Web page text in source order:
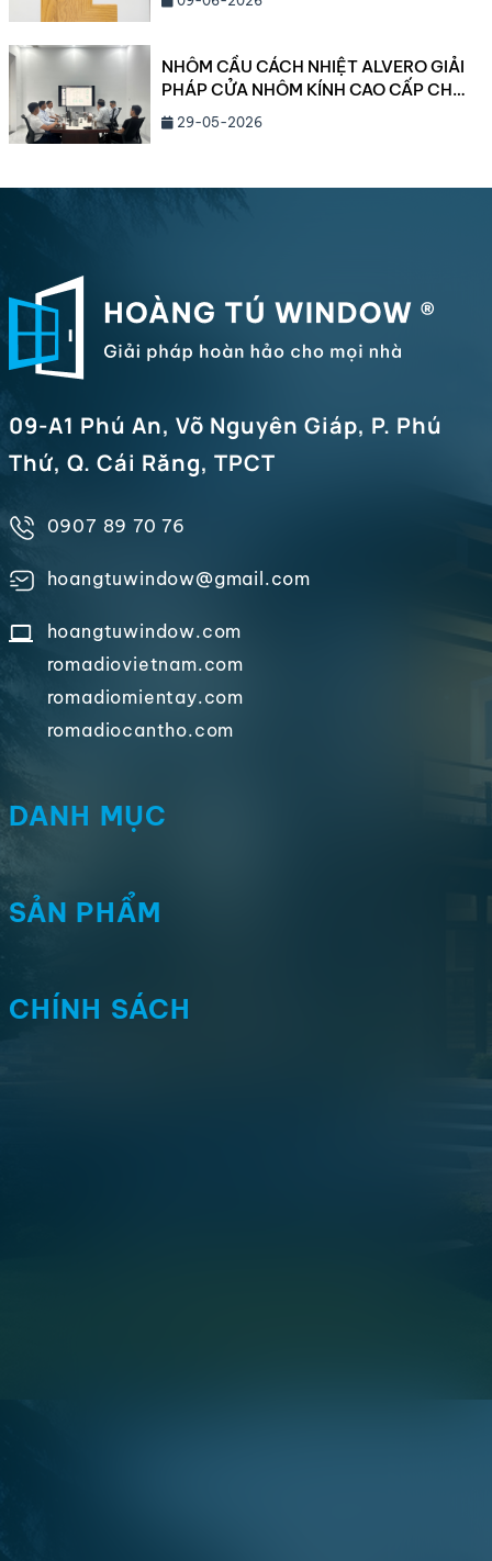
NHÔM CẦU CÁCH NHIỆT ALVERO GIẢI
PHÁP CỬA NHÔM KÍNH CAO CẤP CHO
BIỆT THỰ VÀ CÔNG TRÌNH HẠNG
SANG NĂM 2026
29-05-2026
09-A1 Phú An, Võ Nguyên Giáp, P. Phú
Thứ, Q. Cái Răng, TPCT
0907 89 70 76
hoangtuwindow@gmail.com
hoangtuwindow.com
romadiovietnam.com
romadiomientay.com
romadiocantho.com
DANH MỤC
SẢN PHẨM
CHÍNH SÁCH